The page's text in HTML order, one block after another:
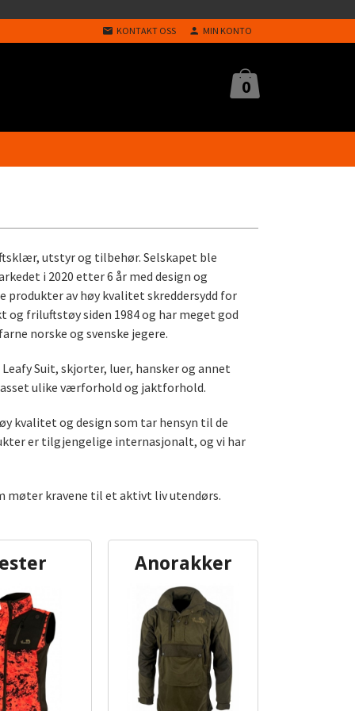
KONTAKT OSS MIN KONTO
0
utstyr og tilbehør. Selskapet ble
i 2020 etter 6 år med design og
produkter av høy kvalitet skreddersydd for
friluftstøy siden 1984 og har meget god
norske og svenske jegere.
Suit, skjorter, luer, hansker og annet
ulike værforhold og jaktforhold.
kvalitet og design som tar hensyn til de
er tilgjengelige internasjonalt, og vi har
møter kravene til et aktivt liv utendørs.
Anorakker